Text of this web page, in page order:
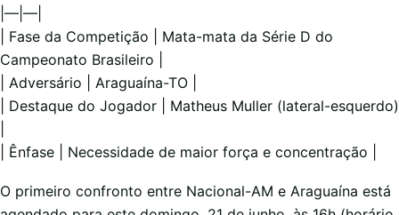
|—|—|
| Fase da Competição | Mata-mata da Série D do
Campeonato Brasileiro |
| Adversário | Araguaína-TO |
| Destaque do Jogador | Matheus Muller (lateral-esquerdo)
| Ênfase | Necessidade de maior força e concentração |
O primeiro confronto entre Nacional-AM e Araguaína está